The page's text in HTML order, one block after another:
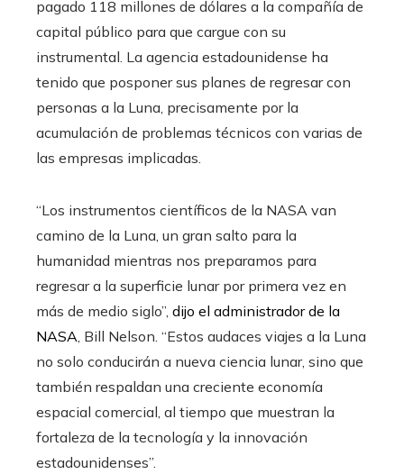
pagado 118 millones de dólares a la compañía de
capital público para que cargue con su
instrumental. La agencia estadounidense ha
tenido que posponer sus planes de regresar con
personas a la Luna, precisamente por la
acumulación de problemas técnicos con varias de
las empresas implicadas.
“Los instrumentos científicos de la NASA van
camino de la Luna, un gran salto para la
humanidad mientras nos preparamos para
regresar a la superficie lunar por primera vez en
más de medio siglo”, dijo el administrador de la
NASA , Bill Nelson. “Estos audaces viajes a la Luna
no solo conducirán a nueva ciencia lunar, sino que
también respaldan una creciente economía
espacial comercial, al tiempo que muestran la
fortaleza de la tecnología y la innovación
estadounidenses”.